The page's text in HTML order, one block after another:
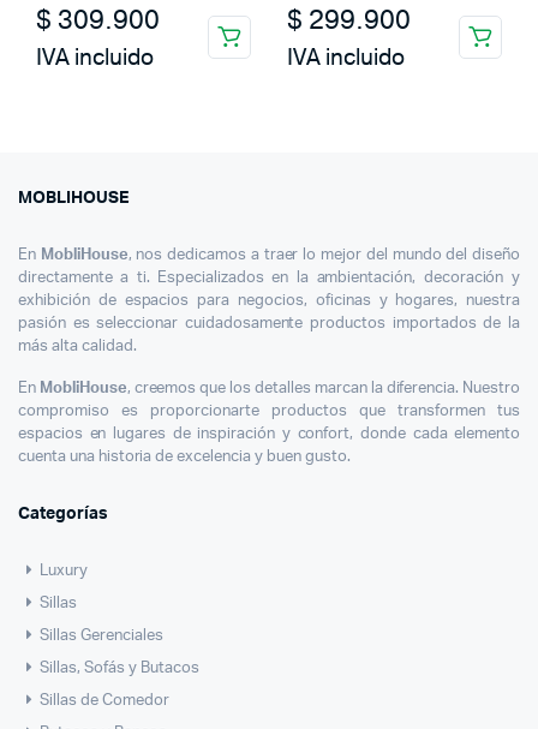
$ 309.900
IVA incluido
$ 299.900
IVA incluido
MOBLIHOUSE
En MobliHouse, nos dedicamos a traer lo mejor del mundo del diseño
directamente a ti. Especializados en la ambientación, decoración y
exhibición de espacios para negocios, oficinas y hogares, nuestra
pasión es seleccionar cuidadosamente productos importados de la
más alta calidad.
En MobliHouse, creemos que los detalles marcan la diferencia. Nuestro
compromiso es proporcionarte productos que transformen tus
espacios en lugares de inspiración y confort, donde cada elemento
cuenta una historia de excelencia y buen gusto.
Categorías
Luxury
Sillas
Sillas Gerenciales
Sillas, Sofás y Butacos
Sillas de Comedor